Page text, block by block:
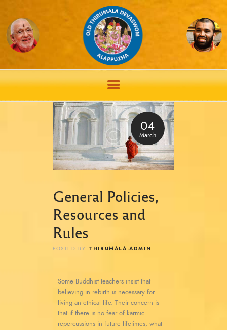
04
March
General Policies,
Resources and
Rules
POSTED BY THIRUMALA-ADMIN
Some Buddhist teachers insist that
believing in rebirth is necessary for
living an ethical life. Their concern is
that if there is no fear of karmic
repercussions in future lifetimes, what